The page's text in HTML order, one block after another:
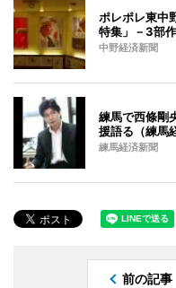
ポレポレ東中
特集」－3部
中野経済新聞
練馬で西條剛
援語る（練馬
練馬経済新聞
前の記事